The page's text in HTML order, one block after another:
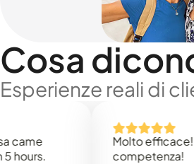
Cosa
Esperienze reali di
Molto efficace! Grazie
competenza!